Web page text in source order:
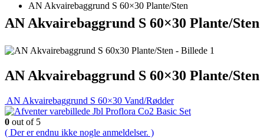
AN Akvairebaggrund S 60×30 Plante/Sten
AN Akvairebaggrund S 60×30 Plante/Sten
AN Akvairebaggrund S 60×30 Plante/Sten
AN Akvairebaggrund S 60×30 Vand/Rødder
Jbl Proflora Co2 Basic Set
0 out of 5
( Der er endnu ikke nogle anmeldelser. )